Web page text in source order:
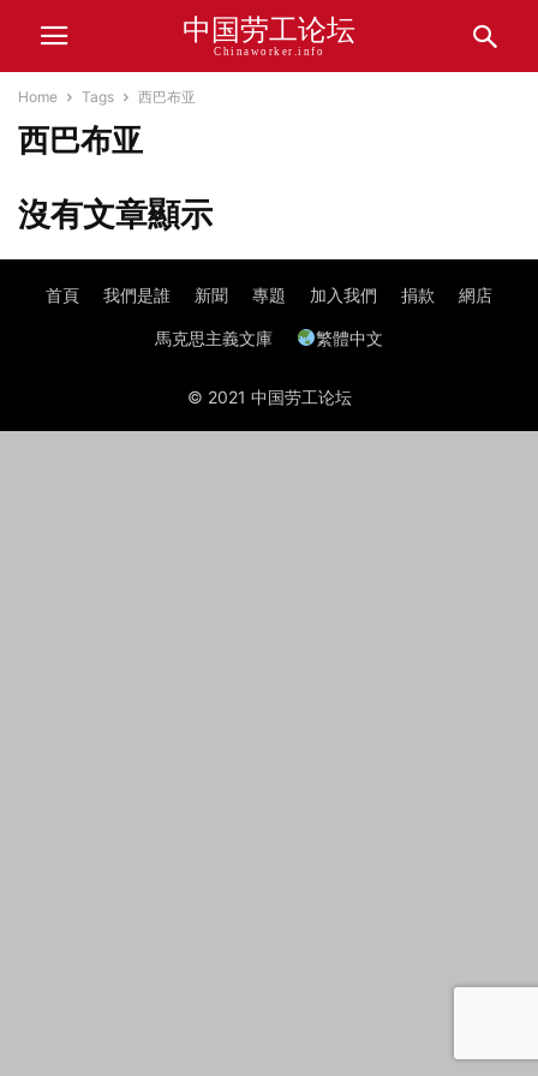
中国劳工论坛
Chinaworker.info
Home Tags 西巴布亚
西巴布亚
沒有文章顯示
首頁 我們是誰 新聞 專題 加入我們 捐款 網店
馬克思主義文庫 繁體中文
© 2021 中国劳工论坛